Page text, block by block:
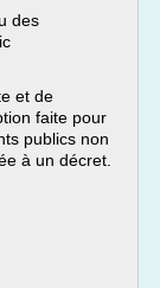
des
et de
faite pour
publics non
à un décret.